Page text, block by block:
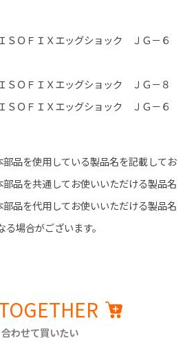
ＳＯＦＩＸエッグショック ＪＧ－６
ＳＯＦＩＸエッグショック ＪＧ－８
ＳＯＦＩＸエッグショック ＪＧ－６
品を使用している製品名を記載してお
品を共通してお使いいただける製品名
品を代用してお使いいただける製品名
場合がございます。
合わせて買いたい